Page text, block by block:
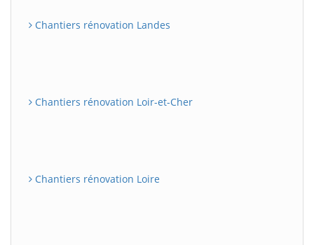
Chantiers rénovation Landes
Chantiers rénovation Loir-et-Cher
Chantiers rénovation Loire